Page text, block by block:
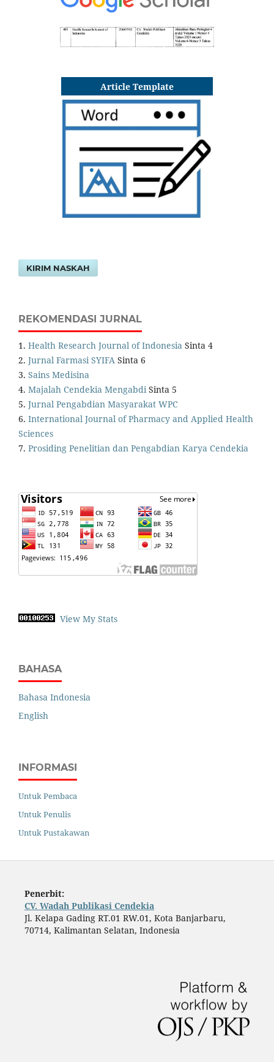
Article Template
KIRIM NASKAH
REKOMENDASI JURNAL
1. Health Research Journal of Indonesia Sinta 4
2. Jurnal Farmasi SYIFA Sinta 6
3. Sains Medisina
4. Majalah Cendekia MengabdiSinta 5
5. Jurnal Pengabdian Masyarakat WPC
6. International Journal of Pharmacy and Applied Health
Sciences
7. Prosiding Penelitian dan Pengabdian Karya Cendekia
View My Stats
BAHASA
Bahasa Indonesia
English
INFORMASI
Untuk Pembaca
Untuk Penulis
Untuk Pustakawan
Penerbit:
CV. Wadah Publikasi Cendekia
Jl. Kelapa Gading RT.01 RW.01, Kota Banjarbaru,
70714, Kalimantan Selatan, Indonesia